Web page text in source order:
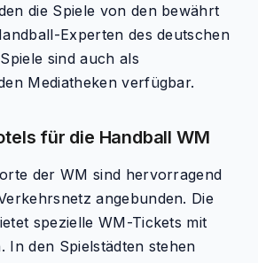
die Spiele von den bewährt
Experten des deutschen
sind auch als
Mediatheken verfügbar.
für die Handball WM
der WM sind hervorragend
angebunden. Die
spezielle WM-Tickets mit
In den Spielstädten stehen